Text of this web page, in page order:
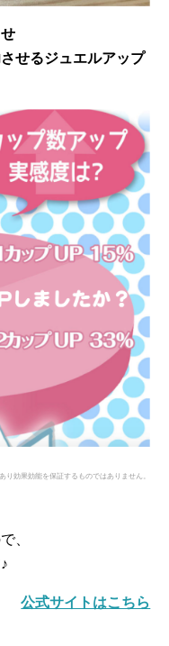
せるジュエルアップ
り効果効能を保証するものではありません。
、
公式サイトはこちら